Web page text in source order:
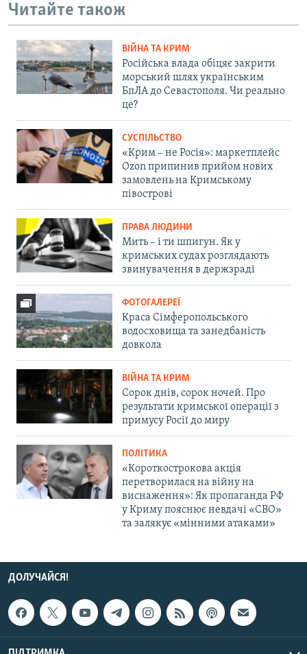
Читайте також
ВІЙНА ТА КРИМ
Російська влада обіцяє закрити
морський шлях українським
БпЛА до Севастополя. Чи реально
це?
СУСПІЛЬСТВО
«Крим – не Росія»: маркетплейс
Ozon припинив прийом нових
замовлень на Кримському
півострові
ПРАВА ЛЮДИНИ
Мить – і ти шпигун. Як у
кримських судах розглядають
звинувачення в держзраді
ФОТОГАЛЕРЕЇ
Краса Сімферопольського
водосховища та занедбаність
довкола
ВІЙНА ТА КРИМ
Сорок днів, сорок ночей. Про
результати кримської операції з
примусу Росії до миру
ПОЛІТИКА
«Короткострокова акція
перетворилася на війну на
виснаження»: Як пропаганда РФ
у Криму пояснює невдачі «СВО»
та залякує «мінними атаками»
ДОЛУЧАЙСЯ!